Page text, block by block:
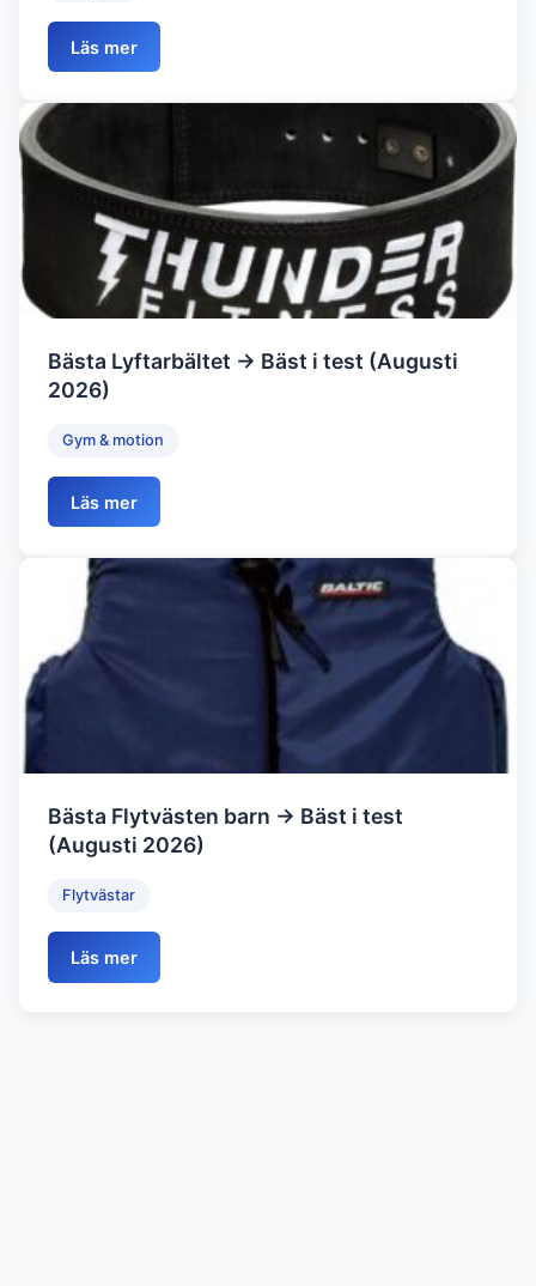
Läs mer
Bästa Lyftarbältet → Bäst i test (Augusti
2026)
Gym & motion
Läs mer
Bästa Flytvästen barn → Bäst i test
(Augusti 2026)
Flytvästar
Läs mer